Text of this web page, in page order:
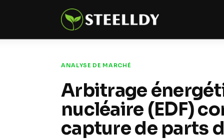
Markets
ANALYSE DE MARCHÉ
Arbitrage
nucléaire (EDF)
capture de parts